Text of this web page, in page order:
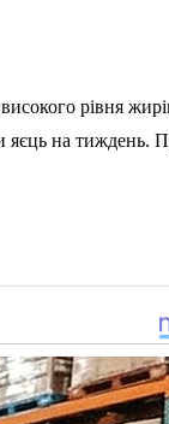
рівня
яєць на